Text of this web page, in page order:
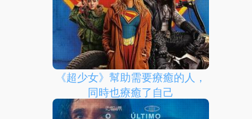
《超少女》幫助需要療癒的人，
同時也療癒了自己